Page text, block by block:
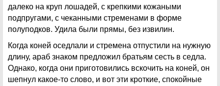
далеко на круп лошадей, с крепкими кожаными
подпругами, с чеканными стременами в форме
полуподков. Удила были прямы, без извилин.
Когда коней оседлали и стремена отпустили на нужную
длину, араб знаком предложил братьям сесть в седла.
Однако, когда они приготовились вскочить на коней, он
шепнул какое-то слово, и вот эти кроткие, спокойные